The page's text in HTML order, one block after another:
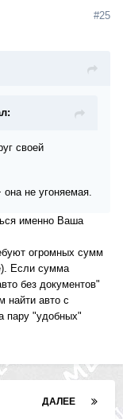
#25
своей
не угоняемая.
именно Ваша
огромных сумм
Если сумма
без документов"
найти авто с
пару "удобных"
ДАЛЕЕ